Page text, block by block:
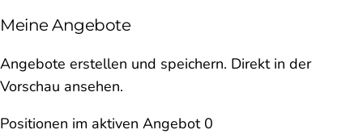
Meine Angebote
Angebote erstellen und speichern. Direkt in der
Vorschau ansehen.
Positionen im aktiven Angebot 0